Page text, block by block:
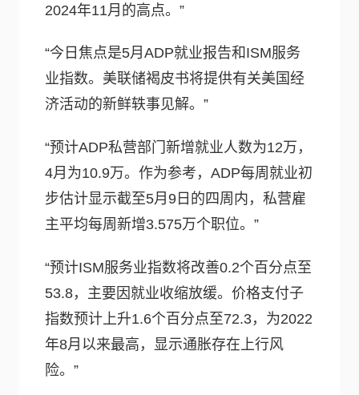
2024年11月的高点。”
“今日焦点是5月ADP就业报告和ISM服务
业指数。美联储褐皮书将提供有关美国经
济活动的新鲜轶事见解。”
“预计ADP私营部门新增就业人数为12万，
4月为10.9万。作为参考，ADP每周就业初
步估计显示截至5月9日的四周内，私营雇
主平均每周新增3.575万个职位。”
“预计ISM服务业指数将改善0.2个百分点至
53.8，主要因就业收缩放缓。价格支付子
指数预计上升1.6个百分点至72.3，为2022
年8月以来最高，显示通胀存在上行风
险。”